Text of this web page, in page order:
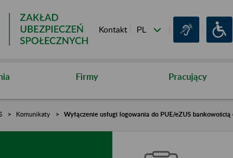
Kontakt
Firmy Pracujący
Komunikaty Wyłączenie usługi logowania do PUE/eZUS